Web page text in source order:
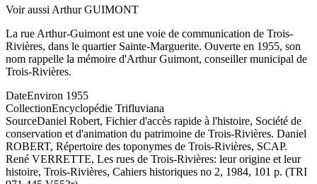
Voir aussi Arthur GUIMONT
La rue Arthur-Guimont est une voie de communication de Trois-
Rivières, dans le quartier Sainte-Marguerite. Ouverte en 1955, son
nom rappelle la mémoire d'Arthur Guimont, conseiller municipal de
Trois-Rivières.
DateEnviron 1955
CollectionEncyclopédie Trifluviana
SourceDaniel Robert, Fichier d'accès rapide à l'histoire, Société de
conservation et d'animation du patrimoine de Trois-Rivières. Daniel
ROBERT, Répertoire des toponymes de Trois-Rivières, SCAP.
René VERRETTE, Les rues de Trois-Rivières: leur origine et leur
histoire, Trois-Rivières, Cahiers historiques no 2, 1984, 101 p. (TRI